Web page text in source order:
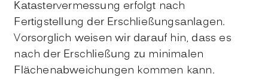
Katastervermessung erfolgt nach
Fertigstellung der Erschließungsanlagen.
Vorsorglich weisen wir darauf hin, dass es
nach der Erschließung zu minimalen
Flächenabweichungen kommen kann.